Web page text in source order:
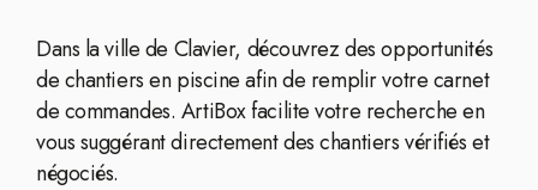
Dans la ville de Clavier, découvrez des opportunités
de chantiers en piscine afin de remplir votre carnet
de commandes. ArtiBox facilite votre recherche en
vous suggérant directement des chantiers vérifiés et
négociés.